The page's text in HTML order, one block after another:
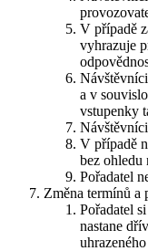
V případě
vyhrazuje
a v
vstupenky
V případě
bez ohledu
Pořadatel
Změna termínů a
Pořadatel
nastane